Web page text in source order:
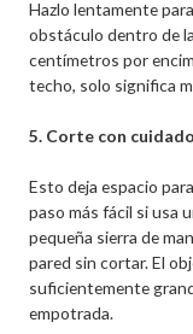
Hazlo lentamente
obstáculo dentro de
centímetros por
techo, solo significa
5. Corte con
Esto deja espacio
paso más fácil si usa
pequeña sierra de
pared sin cortar. El
suficientemente
empotrada.